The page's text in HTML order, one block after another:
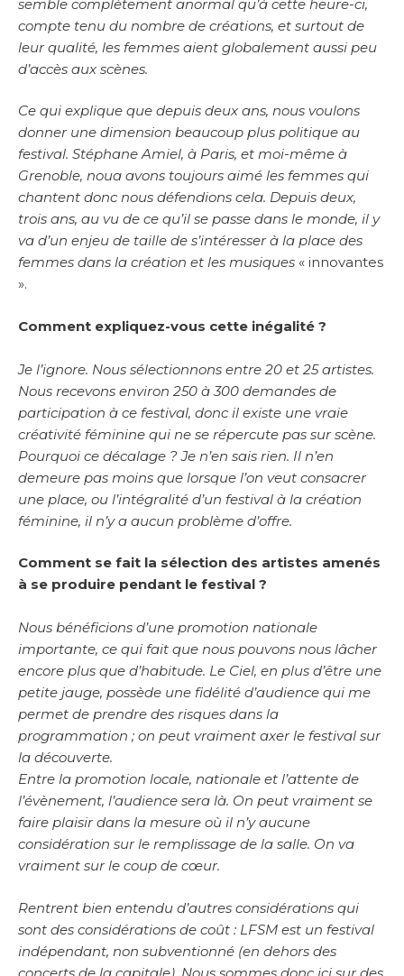
semble complètement anormal qu’à cette heure-ci,
compte tenu du nombre de créations, et surtout de
leur qualité, les femmes aient globalement aussi peu
d’accès aux scènes.
Ce qui explique que depuis deux ans, nous voulons
donner une dimension beaucoup plus politique au
festival. Stéphane Amiel, à Paris, et moi-même à
Grenoble, noua avons toujours aimé les femmes qui
chantent donc nous défendions cela. Depuis deux,
trois ans, au vu de ce qu’il se passe dans le monde, il y
va d’un enjeu de taille de s’intéresser à la place des
femmes dans la création et les musiques « innovantes
».
Comment expliquez-vous cette inégalité ?
Je l’ignore. Nous sélectionnons entre 20 et 25 artistes.
Nous recevons environ 250 à 300 demandes de
participation à ce festival, donc il existe une vraie
créativité féminine qui ne se répercute pas sur scène.
Pourquoi ce décalage ? Je n’en sais rien. Il n’en
demeure pas moins que lorsque l’on veut consacrer
une place, ou l’intégralité d’un festival à la création
féminine, il n’y a aucun problème d’offre.
Comment se fait la sélection des artistes amenés
à se produire pendant le festival ?
Nous bénéficions d’une promotion nationale
importante, ce qui fait que nous pouvons nous lâcher
encore plus que d’habitude. Le Ciel, en plus d’être une
petite jauge, possède une fidélité d’audience qui me
permet de prendre des risques dans la
programmation ; on peut vraiment axer le festival sur
la découverte.
Entre la promotion locale, nationale et l’attente de
l’évènement, l’audience sera là. On peut vraiment se
faire plaisir dans la mesure où il n’y aucune
considération sur le remplissage de la salle. On va
vraiment sur le coup de cœur.
Rentrent bien entendu d’autres considérations qui
sont des considérations de coût : LFSM est un festival
indépendant, non subventionné (en dehors des